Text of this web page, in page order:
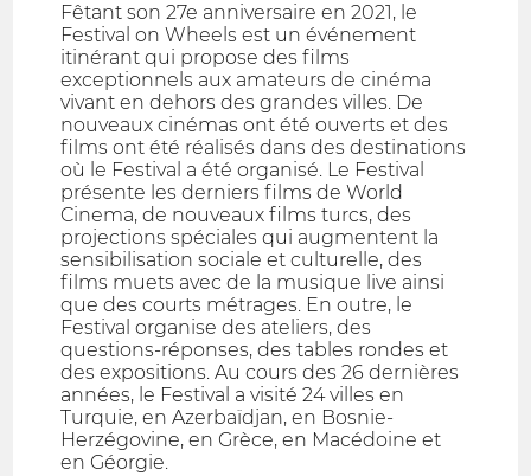
Fêtant son 27e anniversaire en 2021, le
Festival on Wheels est un événement
itinérant qui propose des films
exceptionnels aux amateurs de cinéma
vivant en dehors des grandes villes. De
nouveaux cinémas ont été ouverts et des
films ont été réalisés dans des destinations
où le Festival a été organisé. Le Festival
présente les derniers films de World
Cinema, de nouveaux films turcs, des
projections spéciales qui augmentent la
sensibilisation sociale et culturelle, des
films muets avec de la musique live ainsi
que des courts métrages. En outre, le
Festival organise des ateliers, des
questions-réponses, des tables rondes et
des expositions. Au cours des 26 dernières
années, le Festival a visité 24 villes en
Turquie, en Azerbaïdjan, en Bosnie-
Herzégovine, en Grèce, en Macédoine et
en Géorgie.